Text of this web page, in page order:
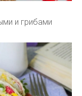
и грибами